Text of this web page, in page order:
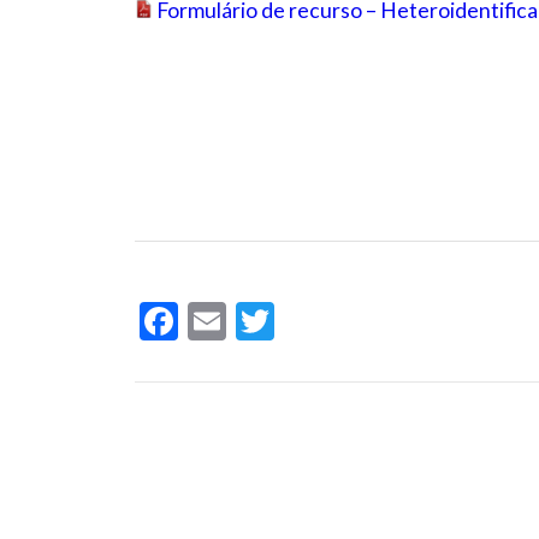
Formulário de recurso –
Facebook
Email